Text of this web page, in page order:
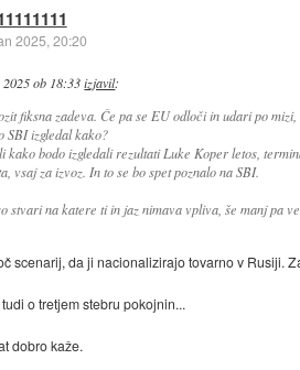
2025, 20:20
2025 ob 18:33 izjavil:
fiksna zadeva. Če pa se EU odloči in udari po
SBI izgledal kako?
kako bodo izgledali rezultati Luke Koper letos,
vsaj za izvoz. In to se bo spet poznalo na SBI.
stvari na katere ti in jaz nimava vpliva, še manj pa
scenarij, da ji nacionalizirajo tovarno v Rusiji.
o tretjem stebru pokojnin...
dobro kaže.